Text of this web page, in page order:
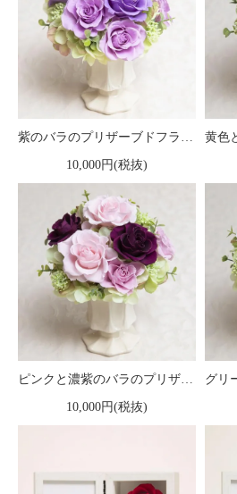
紫のバラのプリザーブドフラワーアレンジ 「ルーチェ」
10,000円(税抜)
ピンクと濃紫のバラのプリザーブドフラワーアレンジ 「ルーチェ」
10,000円(税抜)